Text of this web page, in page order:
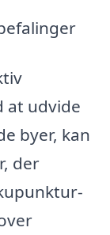
at udvide
byer, kan
der